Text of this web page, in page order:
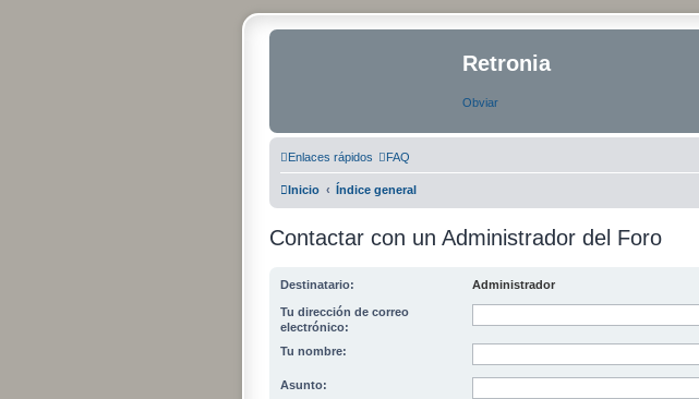
Retronia
Obviar
Enlaces rápidos FAQ
Inicio Índice general
Contactar con un Administrador del Foro
Destinatario: Administrador
Tu dirección de correo
electrónico:
Tu nombre:
Asunto: